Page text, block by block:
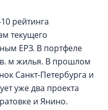
рейтинга
текущего
ЕРЗ. В портфеле
м жилья. В прошлом
Санкт-Петербурга и
уже два проекта
и Янино.